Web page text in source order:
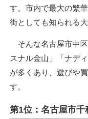
す。市内で最大の繁
街としても知られる
そんな名古屋市中
スナル金山」「ナデ
が多くあり、遊びや
す。
第1位：名古屋市千